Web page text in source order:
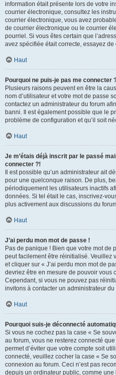
information était présente lors de votre
courrier électronique, consultez les
courrier électronique, vous avez
de courrier électronique ou le courrier
pourriel. Si vous êtes certain que
avez spécifiée était correcte, essayez
Haut
Pourquoi ne puis-je pas me connecter
Plusieurs raisons peuvent en être la
nom d’utilisateur et votre mot de passe
contactez un administrateur du forum
banni. Il est également possible que le
problème de configuration et qu’il soit
Haut
Je m’étais déjà inscrit par le passé
connecter ?!
Il est possible qu’un administrateur ait
pour une quelconque raison. De plus,
périodiquement les utilisateurs inactifs
données. Si tel était le cas, inscrivez-
plus activement aux discussions du
Haut
J’ai perdu mon mot de passe !
Pas de panique ! Bien que votre mot de
peut facilement être réinitialisé. Veuillez
et cliquer sur « J’ai perdu mon mot de
devriez être en mesure de pouvoir vous
Cependant, si vous ne pouvez pas
invitons à contacter un administrateur du
Haut
Pourquoi suis-je déconnecté
Si vous ne cochez pas la case « Se
au forum, vous ne resterez connecté
permet d’éviter que votre compte soit
connecté, veuillez cocher la case « Se
connexion au forum. Ceci n’est pas
depuis un ordinateur public, comme